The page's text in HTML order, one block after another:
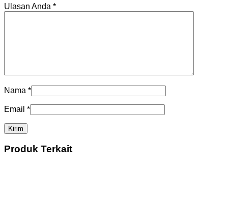
Ulasan Anda *
Nama *
Email *
Produk Terkait